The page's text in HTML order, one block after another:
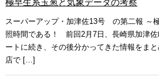
極早生系玉葱と気象データの考察
スーパーアップ・加津佐13号 の第二報 ～
照時間である！ 前回2月7日、長崎県加津
ートに続き、その後分かってきた情報をま
店で […]